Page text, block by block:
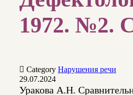
1972. №2.
 Category Нарушения речи
29.07.2024
Уракова А.Н.